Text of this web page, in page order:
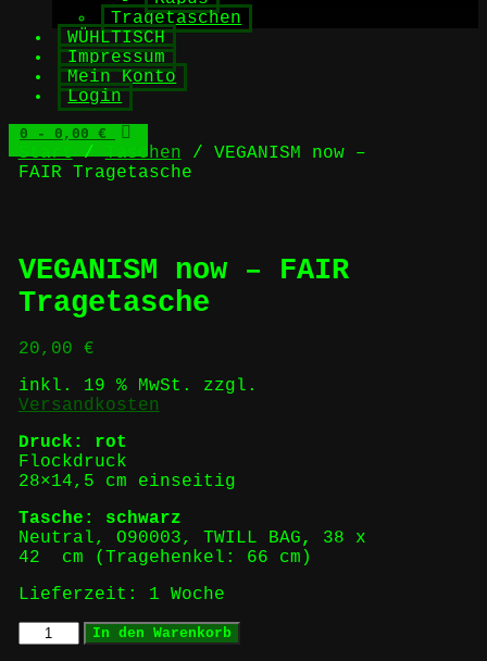
Tragetaschen
WÜHLTISCH
Impressum
Mein Konto
Login
0 - 0,00 €
Start/Taschen / VEGANISM now –
FAIR Tragetasche
VEGANISM now – FAIR
Tragetasche
20,00 €
inkl. 19 % MwSt.
zzgl.
Versandkosten
Druck: rot
Flockdruck
28×14,5 cm einseitig
Tasche: schwarz
Neutral, O90003, TWILL BAG, 38 x
42 cm (Tragehenkel: 66 cm)
Lieferzeit: 1 Woche
VEGANISM
now
In den Warenkorb